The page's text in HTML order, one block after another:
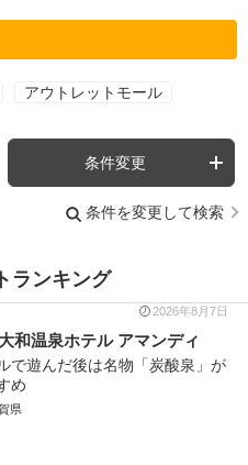
アウトレットモール
条件変更
条件を変更して検索
ランキング
2026年8月7日
和温泉ホテル アマンディ
で遊んだ後は名物「炭酸泉」が
め
県